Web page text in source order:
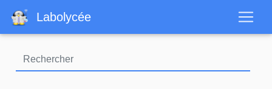
contenu
Labolycée